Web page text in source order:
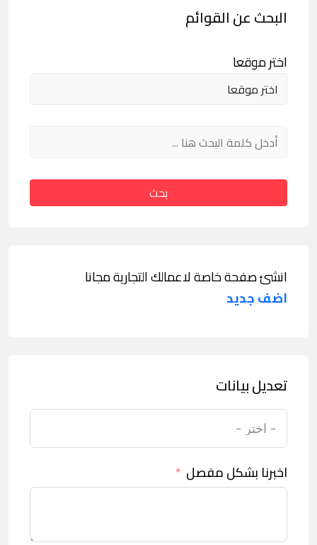
البحث عن القوائم
اختر موقعا
بحث
انشئ صفحة خاصة لاعمالك التجارية مجانا
اضف جديد
تعديل بيانات
اخبرنا بشكل مفصل